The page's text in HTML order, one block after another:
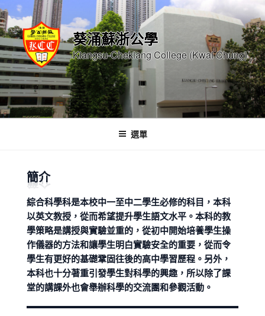
跳
至
內
容
葵涌蘇浙公學
Kiangsu-Chekiang College (Kwai Chung)
選單
簡介
綜合科學科是本校中一至中二學生必修的科目，本科
以英文教授，從而希望提升學生語文水平。本科的教
學策略是講授與實驗並重的，從初中開始培養學生操
作儀器的方法和讓學生明白實驗安全的重要，從而令
學生有更好的基礎鞏固往後的高中學習歷程。另外，
本科也十分著重引發學生對科學的興趣，所以除了課
堂的講課外也會舉辦科學的交流團和參觀活動。